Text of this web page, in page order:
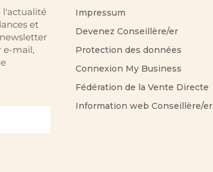
l'actualité
et
e-mail,
Impressum
Devenez Conseillère/er
Protection des données
Connexion My Business
Fédération de la Vente Directe
Information web Conseillère/er